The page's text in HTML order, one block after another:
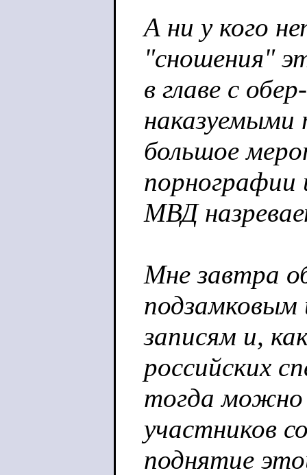
А ни у кого
"сношения"
в главе с
большое
порнографии
МВД
Мне завтра
подзамковым
записям и,
российских
тогда можно
участников
поднятие